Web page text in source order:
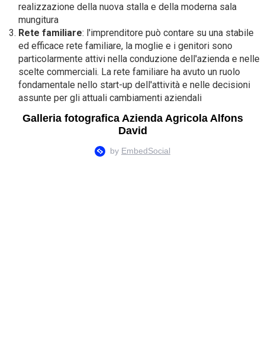
realizzazione della nuova stalla e della moderna sala
mungitura
Rete familiare: l'imprenditore può contare su una stabile
ed efficace rete familiare, la moglie e i genitori sono
particolarmente attivi nella conduzione dell'azienda e nelle
scelte commerciali. La rete familiare ha avuto un ruolo
fondamentale nello start-up dell'attività e nelle decisioni
assunte per gli attuali cambiamenti aziendali